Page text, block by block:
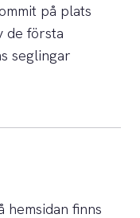
på plats
de första
seglingar
hemsidan finns